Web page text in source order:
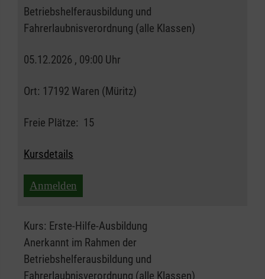
Betriebshelferausbildung und
Fahrerlaubnisverordnung (alle Klassen)
05.12.2026 , 09:00 Uhr
Ort: 17192 Waren (Müritz)
Freie Plätze: 15
Kursdetails
Anmelden
Kurs: Erste-Hilfe-Ausbildung
Anerkannt im Rahmen der
Betriebshelferausbildung und
Fahrerlaubnisverordnung (alle Klassen)